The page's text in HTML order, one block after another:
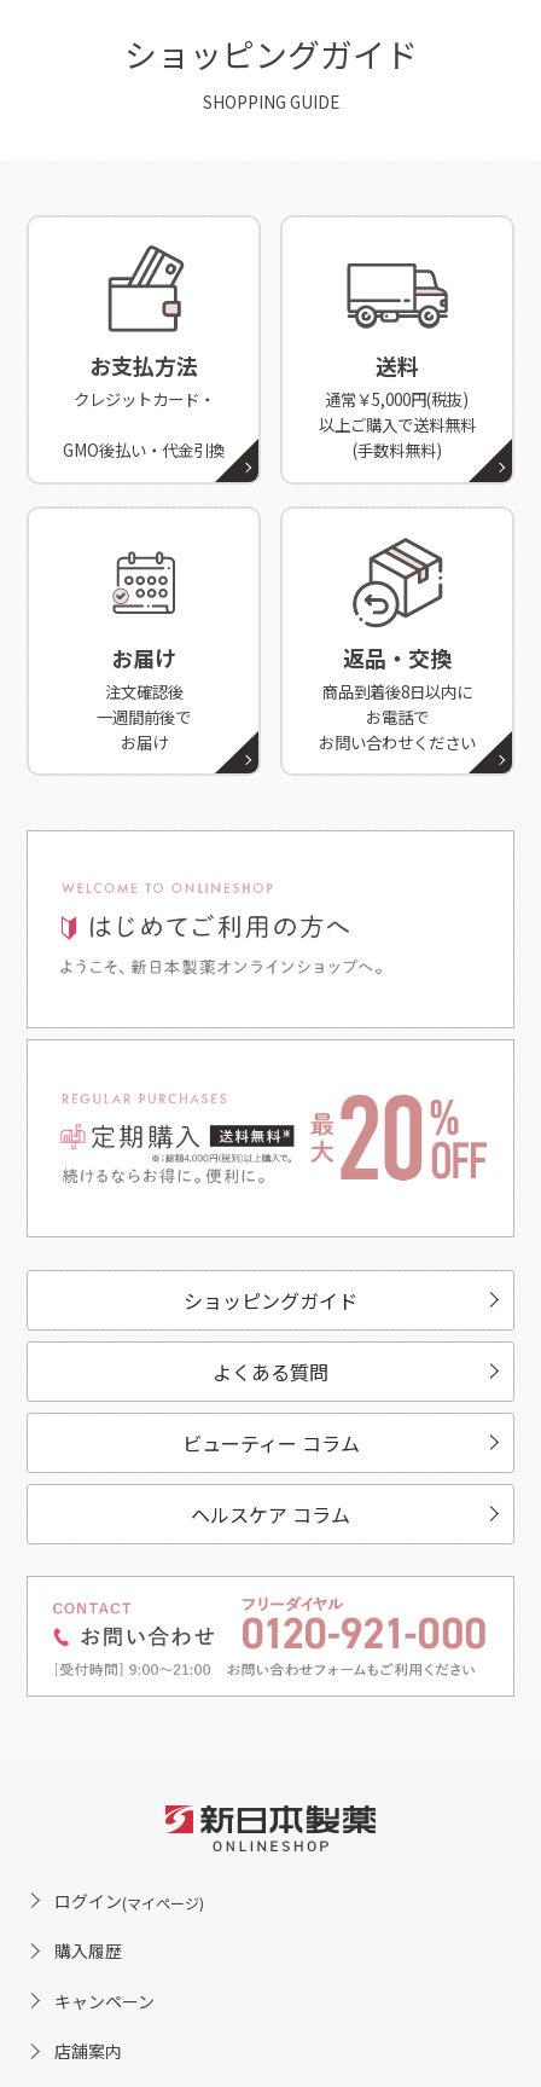
ショッピングガイド
SHOPPING GUIDE
お支払方法
クレジットカード・
GMO後払い・代金引換
送料
通常￥5,000円(税抜)
以上ご購入で送料無料
(手数料無料)
お届け
注文確認後
一週間前後で
お届け
返品・交換
商品到着後8日以内に
お電話で
お問い合わせください
ショッピングガイド
よくある質問
ビューティー コラム
ヘルスケア コラム
ログイン(マイページ)
購入履歴
キャンペーン
店舗案内